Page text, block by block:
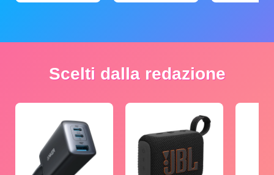
Scelti dalla redazione